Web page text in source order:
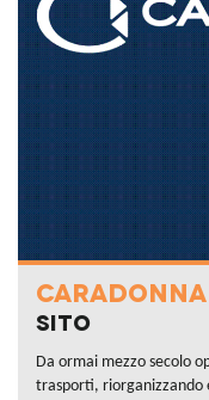
Sito
Da ormai mezzo secolo
trasporti, riorganizzando